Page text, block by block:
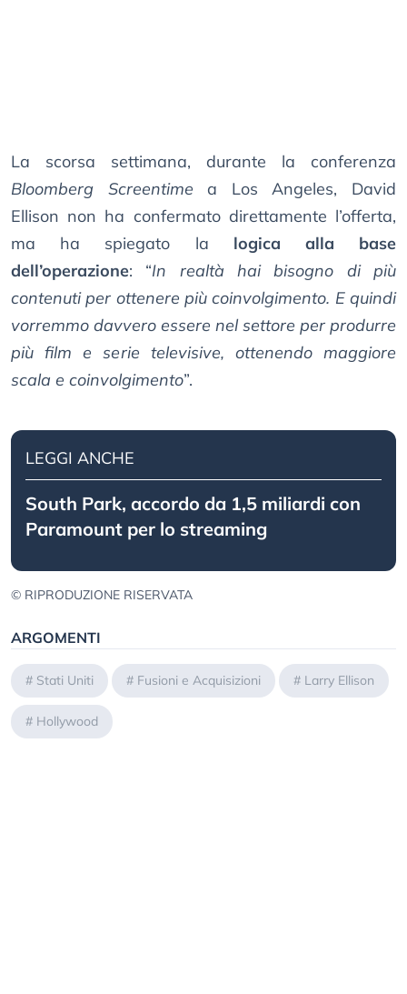
La scorsa settimana, durante la conferenza
Bloomberg Screentime a Los Angeles, David
Ellison non ha confermato direttamente l’offerta,
ma ha spiegato la logica alla base
dell’operazione: “In realtà hai bisogno di più
contenuti per ottenere più coinvolgimento. E quindi
vorremmo davvero essere nel settore per produrre
più film e serie televisive, ottenendo maggiore
scala e coinvolgimento”.
LEGGI ANCHE
South Park, accordo da 1,5 miliardi con
Paramount per lo streaming
© RIPRODUZIONE RISERVATA
ARGOMENTI
# Stati Uniti # Fusioni e Acquisizioni # Larry Ellison
# Hollywood